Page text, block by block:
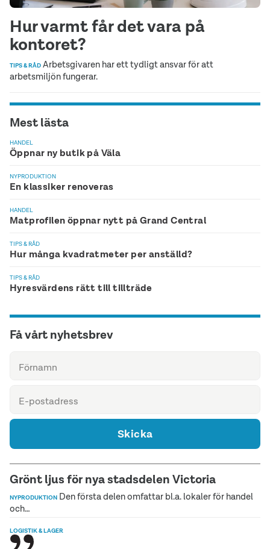
Hur varmt får det vara på
kontoret?
TIPS & RÅD Arbetsgivaren har ett tydligt ansvar för att
arbetsmiljön fungerar.
Mest lästa
HANDEL
Öppnar ny butik på Väla
NYPRODUKTION
En klassiker renoveras
HANDEL
Matprofilen öppnar nytt på Grand Central
TIPS & RÅD
Hur många kvadratmeter per anställd?
TIPS & RÅD
Hyresvärdens rätt till tillträde
Få vårt nyhetsbrev
Skicka
Grönt ljus för nya stadsdelen Victoria
NYPRODUKTION Den första delen omfattar bl.a. lokaler för handel
och…
LOGISTIK & LAGER